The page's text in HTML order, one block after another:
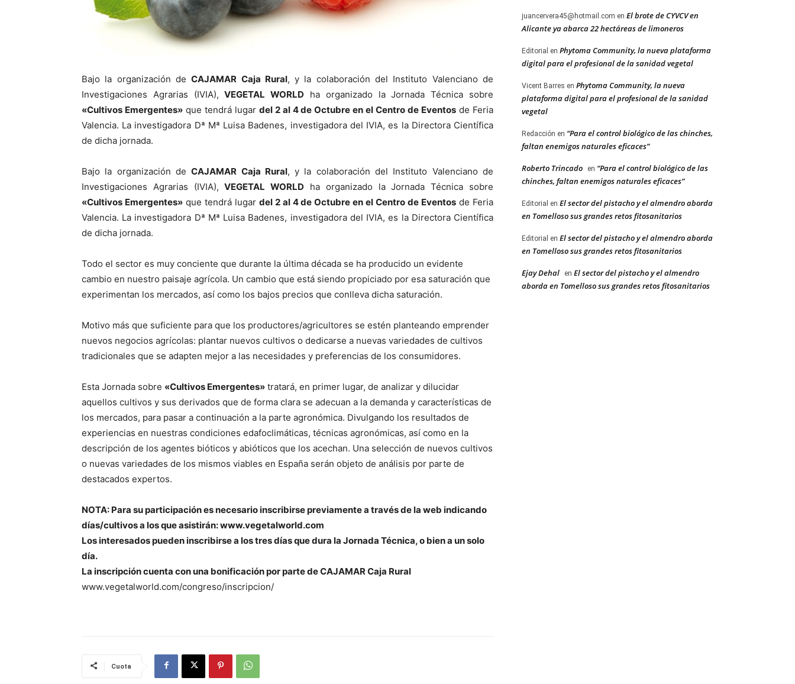
Bajo la organización deCAJAMAR Caja Rural, y la colaboración del Instituto Valenciano de
Investigaciones Agrarias (IVIA),VEGETAL WORLD ha organizado la Jornada Técnica sobre
«Cultivos Emergentes»que tendrá lugar del 2 al 4 de Octubre en el Centro de Eventos de Feria
Valencia. La investigadora Dª Mª Luisa Badenes, investigadora del IVIA, es la Directora Científica
de dicha jornada.
Bajo la organización deCAJAMAR Caja Rural, y la colaboración del Instituto Valenciano de
Investigaciones Agrarias (IVIA),VEGETAL WORLD ha organizado la Jornada Técnica sobre
«Cultivos Emergentes»que tendrá lugar del 2 al 4 de Octubre en el Centro de Eventos de Feria
Valencia. La investigadora Dª Mª Luisa Badenes, investigadora del IVIA, es la Directora Científica
de dicha jornada.
Todo el sector es muy conciente que durante la última década se ha producido un evidente
cambio en nuestro paisaje agrícola. Un cambio que está siendo propiciado por esa saturación que
experimentan los mercados, así como los bajos precios que conlleva dicha saturación.
Motivo más que suficiente para que los productores/agricultores se estén planteando emprender
nuevos negocios agrícolas: plantar nuevos cultivos o dedicarse a nuevas variedades de cultivos
tradicionales que se adapten mejor a las necesidades y preferencias de los consumidores.
Esta Jornada sobre «Cultivos Emergentes» tratará, en primer lugar, de analizar y dilucidar
aquellos cultivos y sus derivados que de forma clara se adecuan a la demanda y características de
los mercados, para pasar a continuación a la parte agronómica. Divulgando los resultados de
experiencias en nuestras condiciones edafoclimáticas, técnicas agronómicas, así como en la
descripción de los agentes bióticos y abióticos que los acechan. Una selección de nuevos cultivos
o nuevas variedades de los mismos viables en España serán objeto de análisis por parte de
destacados expertos.
NOTA: Para su participación es necesario inscribirse previamente a través de la web indicando
días/cultivos a los que asistirán: www.vegetalworld.com
Los interesados pueden inscribirse a los tres días que dura la Jornada Técnica, o bien a un solo
día.
La inscripción cuenta con una bonificación por parte de CAJAMAR Caja Rural
www.vegetalworld.com/congreso/inscripcion/
Cuota
juancervera45@hotmail.com en El brote de CYVCV en
Alicante ya abarca 22 hectáreas de limoneros
Editorial en Phytoma Community, la nueva plataforma
digital para el profesional de la sanidad vegetal
Vicent Barres en Phytoma Community, la nueva
plataforma digital para el profesional de la sanidad
vegetal
Redacción en “Para el control biológico de las chinches,
faltan enemigos naturales eficaces”
Roberto Trincado en “Para el control biológico de las
chinches, faltan enemigos naturales eficaces”
Editorial en El sector del pistacho y el almendro aborda
en Tomelloso sus grandes retos fitosanitarios
Editorial en El sector del pistacho y el almendro aborda
en Tomelloso sus grandes retos fitosanitarios
Ejay Dehal en El sector del pistacho y el almendro
aborda en Tomelloso sus grandes retos fitosanitarios